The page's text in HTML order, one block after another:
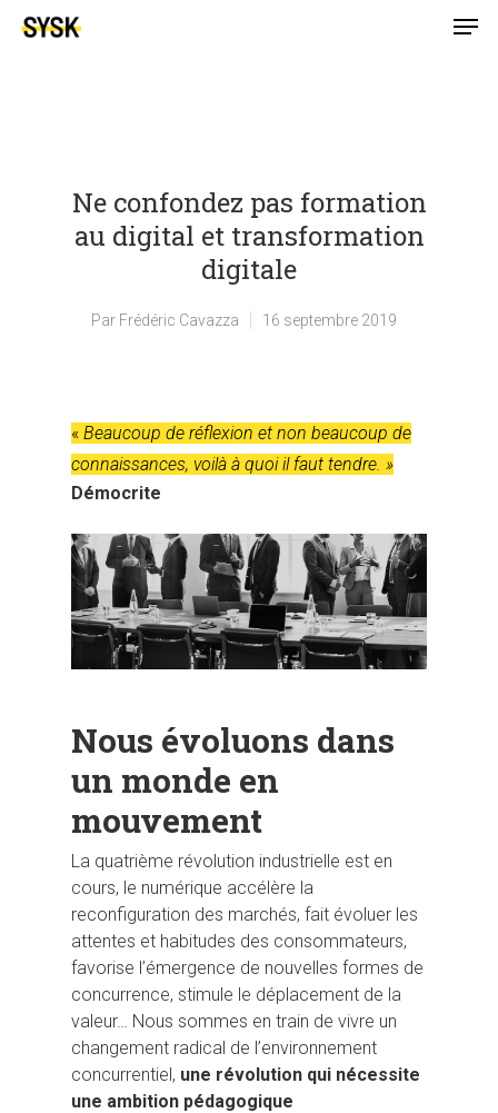
Ne confondez pas formation
au digital et transformation
digitale
Par Frédéric Cavazza 16 septembre 2019
« Beaucoup de réflexion et non beaucoup de
connaissances, voilà à quoi il faut tendre. »
Démocrite
Nous évoluons dans
un monde en
mouvement
La quatrième révolution industrielle est en
cours, le numérique accélère la
reconfiguration des marchés, fait évoluer les
attentes et habitudes des consommateurs,
favorise l’émergence de nouvelles formes de
concurrence, stimule le déplacement de la
valeur… Nous sommes en train de vivre un
changement radical de l’environnement
concurrentiel, une révolution qui nécessite
une ambition pédagogique